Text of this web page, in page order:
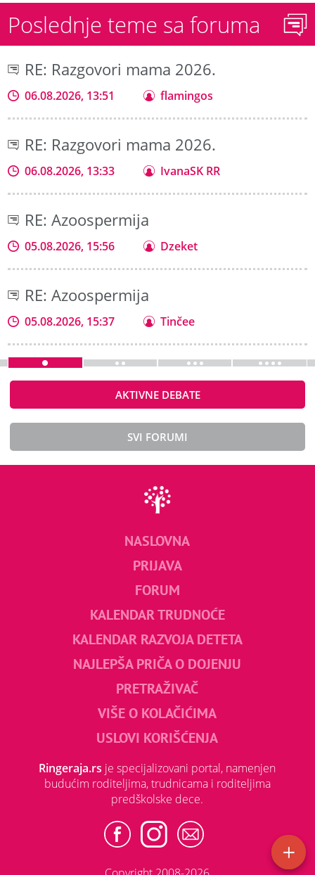
Poslednje teme sa foruma
RE: Razgovori mama 2026.
06.08.2026, 13:51 flamingos
RE: Razgovori mama 2026.
06.08.2026, 13:33 IvanaSK RR
RE: Azoospermija
05.08.2026, 15:56 Dzeket
RE: Azoospermija
05.08.2026, 15:37 Tinčee
AKTIVNE DEBATE
SVI FORUMI
NASLOVNA
PRIJAVA
FORUM
KALENDAR TRUDNOĆE
KALENDAR RAZVOJA DETETA
NAJLEPŠA PRIČA O DOJENJU
PRETRAŽIVAČ
VIŠE O KOLAČIĆIMA
USLOVI KORIŠĆENJA
Ringeraja.rs je specijalizovani portal, namenjen
budućim roditeljima, trudnicama i roditeljima
predškolske dece.